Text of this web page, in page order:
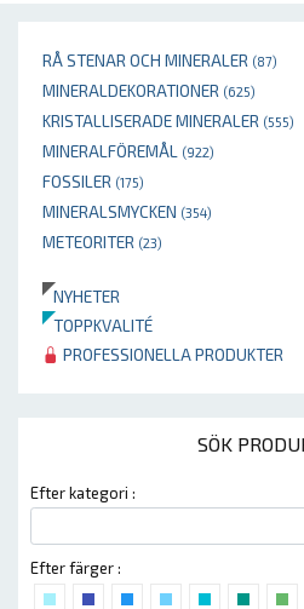
RÅ STENAR OCH MINERALER (87)
MINERALDEKORATIONER (625)
KRISTALLISERADE MINERALER (555)
MINERALFÖREMÅL (922)
FOSSILER (175)
MINERALSMYCKEN (354)
METEORITER (23)
NYHETER
TOPPKVALITÉ
PROFESSIONELLA PRODUKTER
SÖK
Efter kategori :
Efter färger :